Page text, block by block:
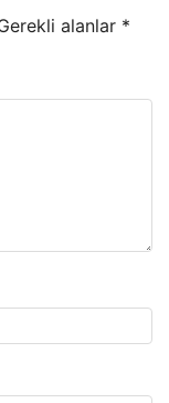
alanlar *